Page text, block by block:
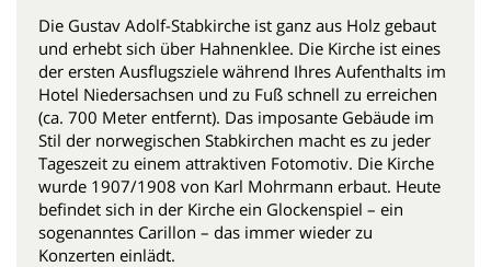
Die Gustav Adolf-Stabkirche ist ganz aus Holz gebaut
und erhebt sich über Hahnenklee. Die Kirche ist eines
der ersten Ausflugsziele während Ihres Aufenthalts im
Hotel Niedersachsen und zu Fuß schnell zu erreichen
(ca. 700 Meter entfernt). Das imposante Gebäude im
Stil der norwegischen Stabkirchen macht es zu jeder
Tageszeit zu einem attraktiven Fotomotiv. Die Kirche
wurde 1907/1908 von Karl Mohrmann erbaut. Heute
befindet sich in der Kirche ein Glockenspiel – ein
sogenanntes Carillon – das immer wieder zu
Konzerten einlädt.